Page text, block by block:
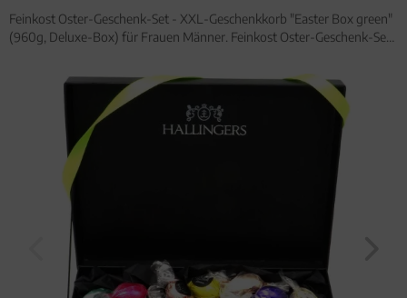
Feinkost Oster-Geschenk-Set - XXL-Geschenkkorb "Easter Box green"
(960g, Deluxe-Box) für Frauen Männer. Feinkost Oster-Geschenk-Set